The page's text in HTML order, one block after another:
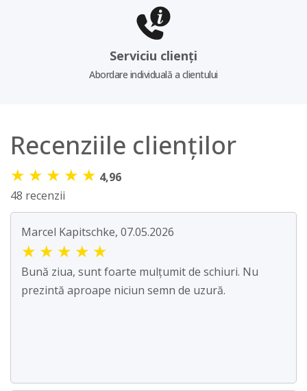
Serviciu clienți
Abordare individuală a clientului
Recenziile clienților
★ ★ ★ ★ ★ 4,96
48 recenzii
Marcel Kapitschke, 07.05.2026
★ ★ ★ ★ ★
Bună ziua, sunt foarte mulțumit de schiuri. Nu
prezintă aproape niciun semn de uzură.